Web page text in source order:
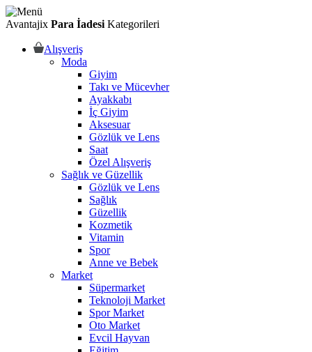
Avantajix Para İadesi Kategorileri
Alışveriş
Moda
Giyim
Takı ve Mücevher
Ayakkabı
İç Giyim
Aksesuar
Gözlük ve Lens
Saat
Özel Alışveriş
Sağlık ve Güzellik
Gözlük ve Lens
Sağlık
Güzellik
Kozmetik
Vitamin
Spor
Anne ve Bebek
Market
Süpermarket
Teknoloji Market
Spor Market
Oto Market
Evcil Hayvan